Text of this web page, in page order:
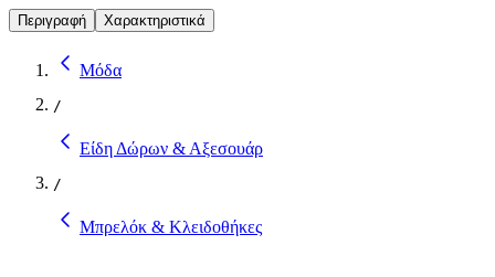
Περιγραφή Χαρακτηριστικά
Μόδα
/
Είδη Δώρων & Αξεσουάρ
/
Μπρελόκ & Κλειδοθήκες